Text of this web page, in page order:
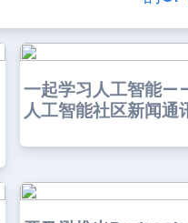
一起学习人工智能
人工智能社区新闻通